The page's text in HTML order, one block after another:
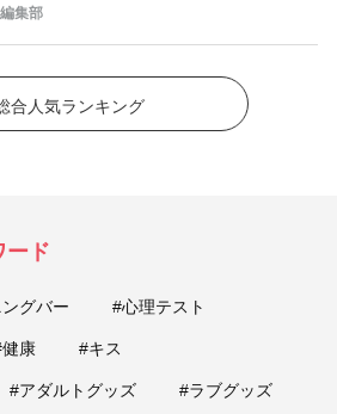
集部
合人気ランキング
ード
グバー #心理テスト
康 #キス
#アダルトグッズ #ラブグッズ